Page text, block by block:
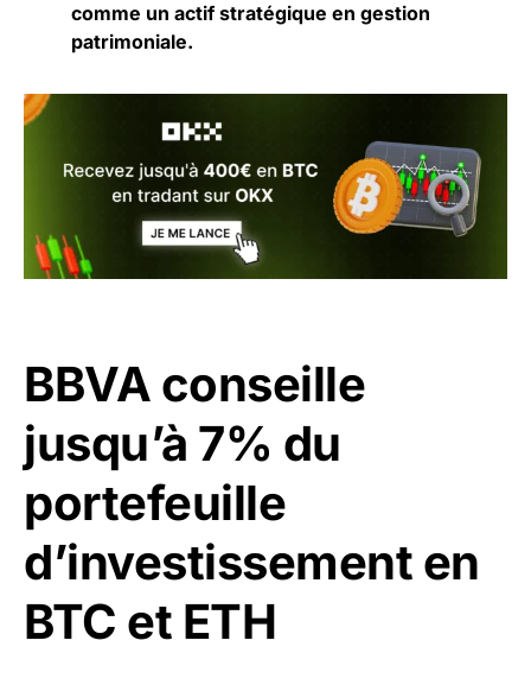
comme un actif stratégique en gestion
patrimoniale.
BBVA conseille
jusqu’à 7% du
portefeuille
d’investissement en
BTC et ETH